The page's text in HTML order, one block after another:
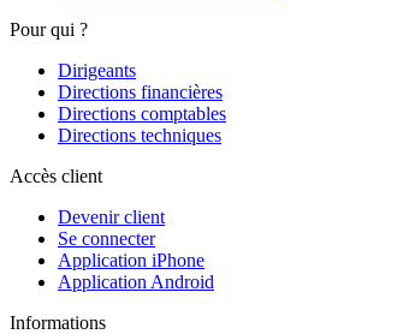
Pour qui ?
Dirigeants
Directions financières
Directions comptables
Directions techniques
Accès client
Devenir client
Se connecter
Application iPhone
Application Android
Informations